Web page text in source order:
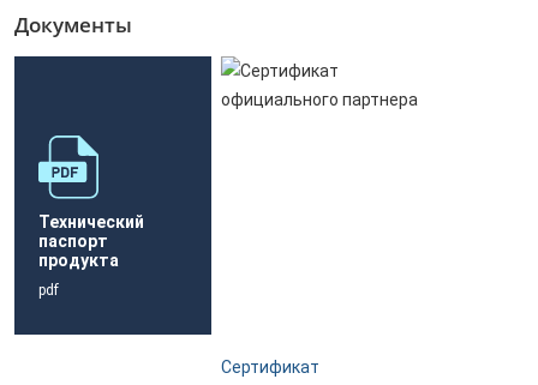
Документы
Технический
паспорт
продукта
pdf
Сертификат